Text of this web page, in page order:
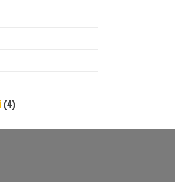
44 prodotti